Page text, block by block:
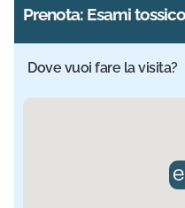
Prenota: Esami
Dove vuoi fare la visita?
Sede selezionata: